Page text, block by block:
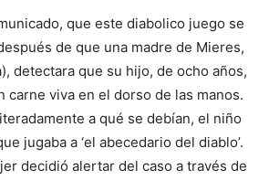
que este diabolico juego se
de que una madre de Mieres,
detectara que su hijo, de ocho años,
carne viva en el dorso de las manos.
a qué se debían, el niño
jugaba a ‘el abecedario del diablo’.
decidió alertar del caso a través de